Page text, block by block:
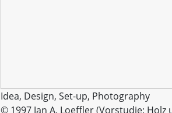
Idea, Design, Set-up, Photography
© 1997 Jan A. Loeffler (Vorstudie: Holz